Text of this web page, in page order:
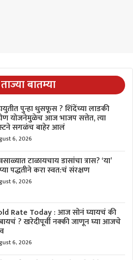
ताज्या बातम्या
पुन्हा धुसफूस ? शिंदेंच्या लाडकी
योजनेमुळेच आज भाजप सत्तेत, त्या
सगळंच बाहेर आलं
6, 2026
टाळायचाय डासांचा त्रास? ‘या’
पद्धतीने करा स्वत:चं संरक्षण
6, 2026
Rate Today : आज सोनं घ्यायचं की
? खरेदीपूर्वी नक्की जाणून घ्या आजचे
6, 2026